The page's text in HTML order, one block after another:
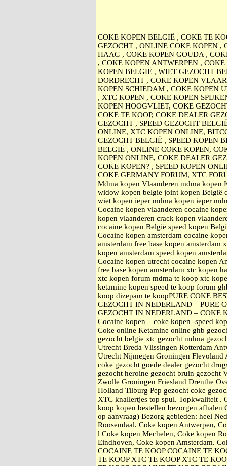
COKE KOPEN BELGIË , COKE TE
GEZOCHT , ONLINE COKE KOPEN ,
HAAG , COKE KOPEN GOUDA ,
, COKE KOPEN ANTWERPEN ,
KOPEN BELGIË , WIET GEZOCHT
DORDRECHT , COKE KOPEN
KOPEN SCHIEDAM , COKE KOPEN
, XTC KOPEN , COKE KOPEN
KOPEN HOOGVLIET, COKE
COKE TE KOOP, COKE DEALER
GEZOCHT , SPEED GEZOCHT
ONLINE, XTC KOPEN ONLINE,
GEZOCHT BELGIË , SPEED KOPEN
BELGIË , ONLINE COKE KOPEN,
KOPEN ONLINE, COKE DEALER
COKE KOPEN? , SPEED KOPEN
COKE GERMANY FORUM, XTC
Mdma kopen Vlaanderen mdma
widow kopen belgie joint kopen België
wiet kopen ieper mdma kopen ieper
Cocaine kopen vlaanderen cocaine
kopen vlaanderen crack kopen
cocaine kopen België speed kopen
Cocaine kopen amsterdam cocaine
amsterdam free base kopen amsterdam
kopen amsterdam speed kopen
Cocaine kopen utrecht cocaine kopen
free base kopen amsterdam xtc kopen
xtc kopen forum mdma te koop xtc
ketamine kopen speed te koop forum
koop dizepam te koopPURE COKE
GEZOCHT IN NEDERLAND – PURE
GEZOCHT IN NEDERLAND – COKE
Cocaine kopen – coke kopen -speed
Coke online Ketamine online ghb
gezocht belgie xtc gezocht mdma
Utrecht Breda Vlissingen Rotterdam
Utrecht Nijmegen Groningen Flevoland
coke gezocht goede dealer gezocht
gezocht heroine gezocht bruin gezocht
Zwolle Groningen Friesland Drenthe
Holland Tilburg Pep gezocht coke
XTC knallertjes top spul. Topkwaliteit .
koop kopen bestellen bezorgen
op aanvraag) Bezorg gebieden: heel
Roosendaal. Coke kopen Antwerpen,
l Coke kopen Mechelen, Coke kopen
Eindhoven, Coke kopen Amsterdam.
COCAINE TE KOOP COCAINE TE
TE KOOP XTC TE KOOP XTC TE